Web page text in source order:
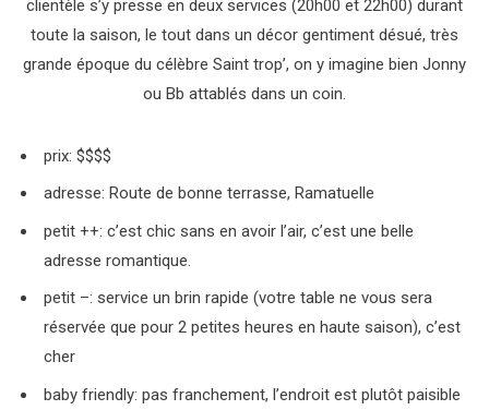
clientèle s’y presse en deux services (20h00 et 22h00) durant
toute la saison, le tout dans un décor gentiment désué, très
grande époque du célèbre Saint trop’, on y imagine bien Jonny
ou Bb attablés dans un coin.
prix: $$$$
adresse: Route de bonne terrasse, Ramatuelle
petit ++: c’est chic sans en avoir l’air, c’est une belle
adresse romantique.
petit –: service un brin rapide (votre table ne vous sera
réservée que pour 2 petites heures en haute saison), c’est
cher
baby friendly: pas franchement, l’endroit est plutôt paisible